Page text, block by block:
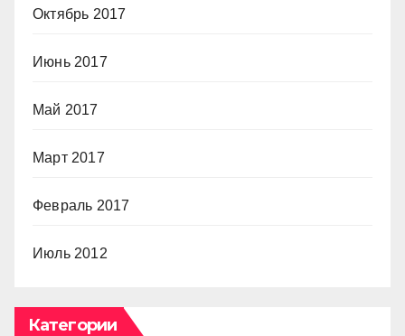
Октябрь 2017
Июнь 2017
Май 2017
Март 2017
Февраль 2017
Июль 2012
Категории